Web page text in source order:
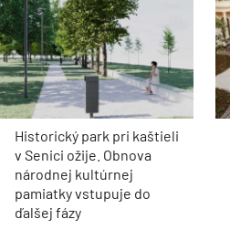
Historický park pri kaštieli
v Senici ožije. Obnova
národnej kultúrnej
pamiatky vstupuje do
ďalšej fázy